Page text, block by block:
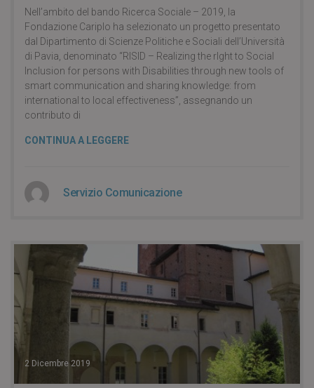
Nell’ambito del bando Ricerca Sociale – 2019, la
Fondazione Cariplo ha selezionato un progetto presentato
dal Dipartimento di Scienze Politiche e Sociali dell’Università
di Pavia, denominato “RISID – Realizing the rIght to Social
Inclusion for persons with Disabilities through new tools of
smart communication and sharing knowledge: from
international to local effectiveness”, assegnando un
contributo di
CONTINUA A LEGGERE
Servizio Comunicazione
2 Dicembre 2019